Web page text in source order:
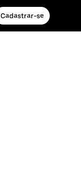
Cadastrar-se